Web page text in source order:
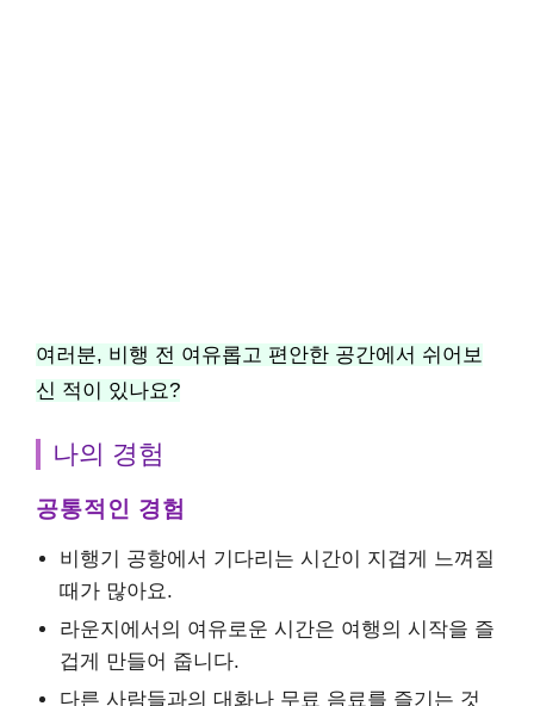
여러분, 비행 전 여유롭고 편안한 공간에서 쉬어보
신 적이 있나요?
나의 경험
공통적인 경험
비행기 공항에서 기다리는 시간이 지겹게 느껴질
때가 많아요.
라운지에서의 여유로운 시간은 여행의 시작을 즐
겁게 만들어 줍니다.
다른 사람들과의 대화나 무료 음료를 즐기는 것